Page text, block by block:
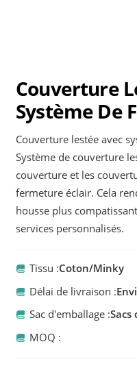
Couverture
Système De
Couverture lestée avec
Système de couverture
couverture et les
fermeture éclair. Cela
housse plus
services personnalisés.
Tissu :Coton/Minky
Délai de livraison :
Sac d'emballage :
MOQ :